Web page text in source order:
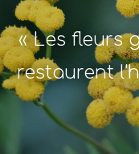
« Les fleurs
restaurent